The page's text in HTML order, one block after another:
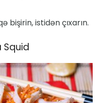
bişirin, istidən çıxarın.
Squid